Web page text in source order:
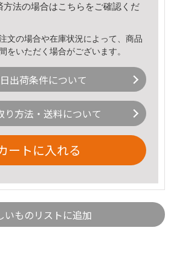
方法の場合はこちら をご確認くだ
文の場合や在庫状況によって、商品
をいただく場合がございます。
出荷条件について
り方法・送料について
ートに入れる
いものリストに追加